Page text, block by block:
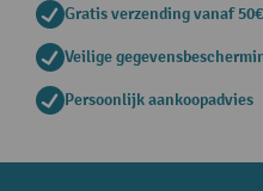
Gratis verzending vanaf 50€
Veilige
Persoonlijk aankoopadvies